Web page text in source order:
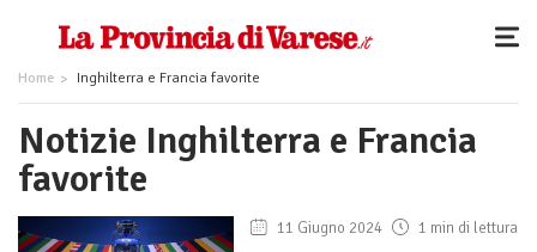
Home Inghilterra e Francia favorite
Notizie Inghilterra e Francia
favorite
11 Giugno 2024 1 min di lettura